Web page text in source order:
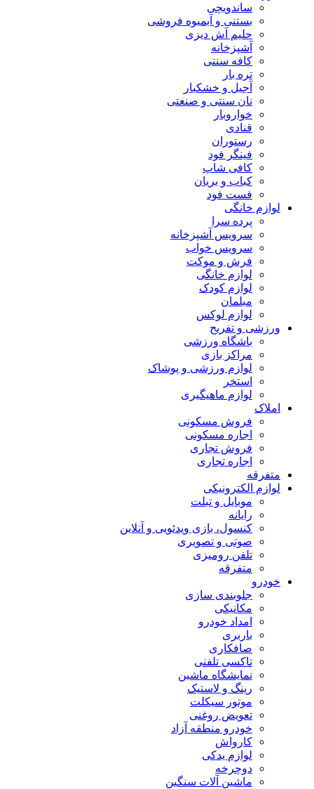
ساندویچی
بستنی و آبمیوه فروشی
حلیم آش دیزی
آشپزخانه
کافه سنتی
تره بار
آجیل و خشکبار
نان سنتی و صنعتی
خواروبار
قنادی
رستوران
فینگر فود
کافی شاپ
کباب و بریان
فست فود
لوازم خانگی
پرده سرا
سرویس آشپزخانه
سرویس خواب
فرش و موکت
لوازم خانگی
لوازم کودک
مبلمان
لوازم لوکس
ورزشی و تفریح
باشگاه ورزشی
مراکز بازی
لوازم ورزشی و پوشاک
استخر
لوازم ماهیگیری
املاک
فروش مسکونی
اجاره مسکونی
فروش تجاری
اجاره تجاری
متفرقه
لوازم الکترونیکی
موبایل و تبلت
رایانه
کنسول، بازی‌ ویدئویی و آنلاین
صوتی و تصویری
تلفن رومیزی
متفرقه
خودرو
جلوبندی سازی
مکانیکی
امداد خودرو
باربری
صافکاری
تاکسی تلفنی
نمایشگاه ماشین
رینگ و لاستیک
موتور سیکلت
تعویض روغنی
خودرو منطقه آزاد
کارواش
لوازم یدکی
دوچرخه
ماشین آلات سنگین